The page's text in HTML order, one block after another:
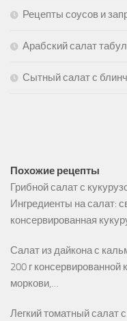
Рецепты соусов и
Арабский салат
Сытный салат с
Похожие рецепты
Грибной салат с
Ингредиенты на салат:
консервированная
Салат из дайкона с
200 г консервированной
моркови,…
Легкий томатный салат